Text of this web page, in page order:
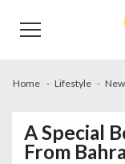
navigation
content
Home Lifestyle
A Special
From